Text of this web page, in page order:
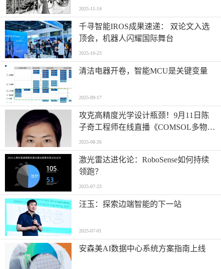
2025-11-14
千寻智能IROS成果速递： 双论文入选
顶会，机器人闪耀国际舞台
2025-10-23
清洁电器开卷，智能MCU是关键变量
2025-09-17
攻克高精度光学设计瓶颈！9月11日陈
子奇工程师在线直播《COMSOL多物理
场仿真优化高精度光学系统设计》
2025-08-26
激光雷达进化论：RoboSense如何持续
领跑？
2025-07-23
汪玉：探索边端智能的下一站
2025-07-01
安森美AI数据中心系统方案指南上线